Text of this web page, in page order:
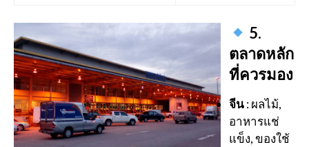
5.
ตลาดหลัก
ที่ควรมอง
จีน: ผลไม้,
อาหารแช่
แข็ง, ของใช้